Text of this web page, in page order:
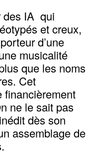
des IA qui
et creux,
d’une
musicalité
que les noms
Cet
financièrement
ne le sait pas
dès son
assemblage de